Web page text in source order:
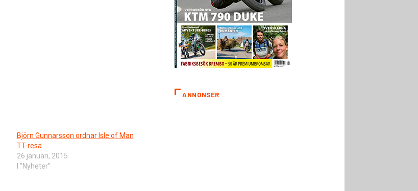
Björn Gunnarsson ordnar Isle of Man
TT-resa
26 januari, 2015
I ”Nyheter”
ANNONSER